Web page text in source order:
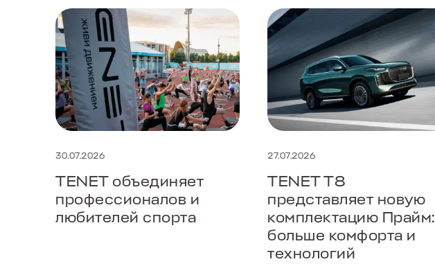
30.07.2026
TENET объединяет
профессионалов и
любителей спорта
27.07.2026
TENET T8
представляет новую
комплектацию Прайм:
больше комфорта и
технологий